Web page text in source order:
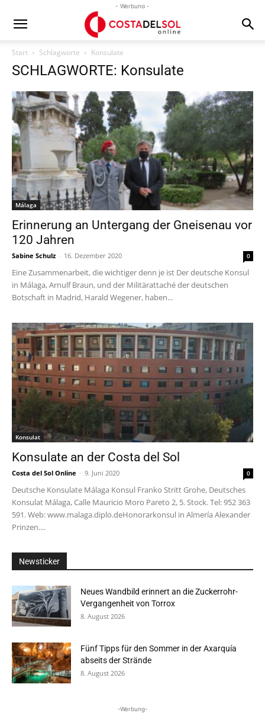
- Werbung -
Start Schlagworte Konsulate
SCHLAGWORTE: Konsulate
Málaga
Erinnerung an Untergang der Gneisenau vor
120 Jahren
Sabine Schulz - 16. Dezember 2020 0
Eine Zusammenarbeit, die wichtiger denn je ist Der deutsche Konsul
in Málaga, Arnulf Braun, und der Militärattaché der deutschen
Botschaft in Madrid, Harald Wegener, haben...
Konsulat
Konsulate an der Costa del Sol
Costa del Sol Online - 9. Juni 2020 0
Deutsche Konsulate Málaga Konsul Franko Stritt Grohe, Deutsches
Konsulat Málaga, Calle Mauricio Moro Pareto 2, 5. Stock. Tel: 952 363
591. Web: www.malaga.diplo.deHonorarkonsul in Almería Alexander
Prinzen....
Newsticker
Neues Wandbild erinnert an die Zuckerrohr-
Vergangenheit von Torrox
8. August 2026
Fünf Tipps für den Sommer in der Axarquía
abseits der Strände
8. August 2026
-Werbung-